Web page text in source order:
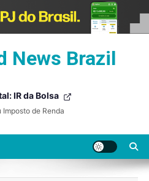
News Brazil
IR da Bolsa
Imposto de Renda